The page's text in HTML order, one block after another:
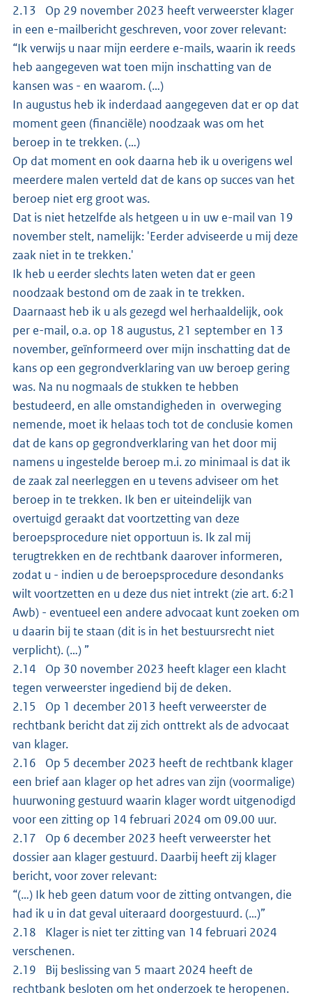
2.13 Op 29 november 2023 heeft verweerster klager
in een e-mailbericht geschreven, voor zover relevant:
“Ik verwijs u naar mijn eerdere e-mails, waarin ik reeds
heb aangegeven wat toen mijn inschatting van de
kansen was - en waarom. (…)
In augustus heb ik inderdaad aangegeven dat er op dat
moment geen (financiële) noodzaak was om het
beroep in te trekken. (…)
Op dat moment en ook daarna heb ik u overigens wel
meerdere malen verteld dat de kans op succes van het
beroep niet erg groot was.
Dat is niet hetzelfde als hetgeen u in uw e-mail van 19
november stelt, namelijk: 'Eerder adviseerde u mij deze
zaak niet in te trekken.'
Ik heb u eerder slechts laten weten dat er geen
noodzaak bestond om de zaak in te trekken.
Daarnaast heb ik u als gezegd wel herhaaldelijk, ook
per e-mail, o.a. op 18 augustus, 21 september en 13
november, geïnformeerd over mijn inschatting dat de
kans op een gegrondverklaring van uw beroep gering
was. Na nu nogmaals de stukken te hebben
bestudeerd, en alle omstandigheden in overweging
nemende, moet ik helaas toch tot de conclusie komen
dat de kans op gegrondverklaring van het door mij
namens u ingestelde beroep m.i. zo minimaal is dat ik
de zaak zal neerleggen en u tevens adviseer om het
beroep in te trekken. Ik ben er uiteindelijk van
overtuigd geraakt dat voortzetting van deze
beroepsprocedure niet opportuun is. Ik zal mij
terugtrekken en de rechtbank daarover informeren,
zodat u - indien u de beroepsprocedure desondanks
wilt voortzetten en u deze dus niet intrekt (zie art. 6:21
Awb) - eventueel een andere advocaat kunt zoeken om
u daarin bij te staan (dit is in het bestuursrecht niet
verplicht). (…) ”
2.14 Op 30 november 2023 heeft klager een klacht
tegen verweerster ingediend bij de deken.
2.15 Op 1 december 2013 heeft verweerster de
rechtbank bericht dat zij zich onttrekt als de advocaat
van klager.
2.16 Op 5 december 2023 heeft de rechtbank klager
een brief aan klager op het adres van zijn (voormalige)
huurwoning gestuurd waarin klager wordt uitgenodigd
voor een zitting op 14 februari 2024 om 09.00 uur.
2.17 Op 6 december 2023 heeft verweerster het
dossier aan klager gestuurd. Daarbij heeft zij klager
bericht, voor zover relevant:
“(…) Ik heb geen datum voor de zitting ontvangen, die
had ik u in dat geval uiteraard doorgestuurd. (…)”
2.18 Klager is niet ter zitting van 14 februari 2024
verschenen.
2.19 Bij beslissing van 5 maart 2024 heeft de
rechtbank besloten om het onderzoek te heropenen.